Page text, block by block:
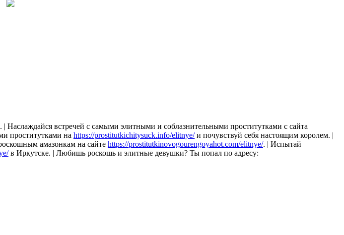
. | Наслаждайся встречей с самыми элитными и соблазнительными проститутками с сайта
проститутками на https://prostitutkichitysuck.info/elitnye/и почувствуй себя настоящим королем. |
амазонкам на сайте https://prostitutkinovogourengoyahot.com/elitnye/. | Испытай
в Иркутске. | Любишь роскошь и элитные девушки? Ты попал по адресу: